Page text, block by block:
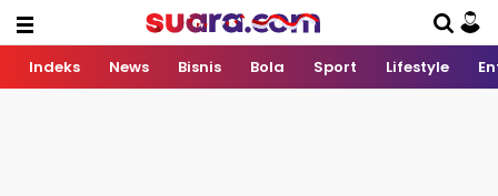
Indeks News Bisnis Bola Sport Lifestyle